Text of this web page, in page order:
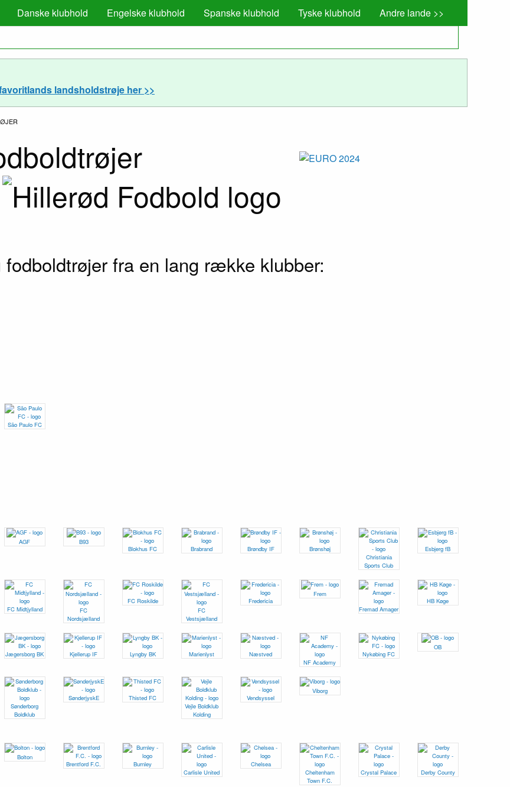
Danske klubhold Engelske klubhold Spanske klubhold Tyske klubhold Andre lande >>
landsholdstrøje her >>
fra en lang række klubber:
São Paulo FC
AGF
B93
Blokhus FC
Brabrand Brøndby IF
Brønshøj
Christiania
Sports Club
Esbjerg fB
FC Midtjylland
FC
Nordsjælland
FC Roskilde
FC
Vestsjælland
Fredericia
Frem
Fremad Amager
HB Køge
Jægersborg BK Kjellerup IF Lyngby BK Marienlyst
Næstved
NF Academy
Nykøbing FC
OB
Sønderborg
Boldklub
SønderjyskE
Thisted FC
Vejle Boldklub
Kolding
Vendsyssel
Viborg
Bolton
Brentford F.C.
Burnley
Carlisle United
Chelsea
Cheltenham
Town F.C.
Crystal Palace Derby County